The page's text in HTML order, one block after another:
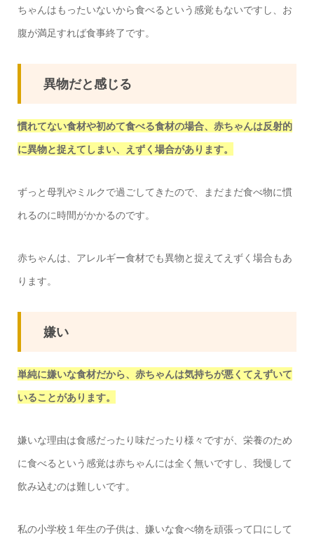
ちゃんはもったいないから食べるという感覚もないですし、お
腹が満足すれば食事終了です。
異物だと感じる
慣れてない食材や初めて食べる食材の場合、赤ちゃんは反射的
に異物と捉えてしまい、えずく場合があります。
ずっと母乳やミルクで過ごしてきたので、まだまだ食べ物に慣
れるのに時間がかかるのです。
赤ちゃんは、アレルギー食材でも異物と捉えてえずく場合もあ
ります。
嫌い
単純に嫌いな食材だから、赤ちゃんは気持ちが悪くてえずいて
いることがあります。
嫌いな理由は食感だったり味だったり様々ですが、栄養のため
に食べるという感覚は赤ちゃんには全く無いですし、我慢して
飲み込むのは難しいです。
私の小学校１年生の子供は、嫌いな食べ物を頑張って口にして